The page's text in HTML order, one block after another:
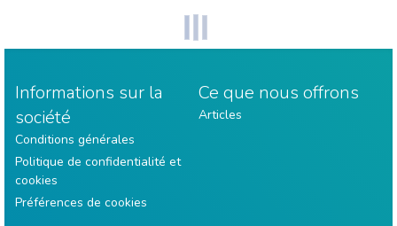
Informations sur la
société
Conditions générales
Politique de confidentialité et
cookies
Préférences de cookies
Ce que nous offrons
Articles